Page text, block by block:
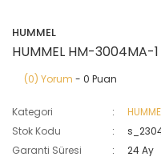
HUMMEL
HUMMEL HM-3004MA-
(0) Yorum - 0 Puan
Kategori
Stok Kodu
Garanti Süresi
24 Ay